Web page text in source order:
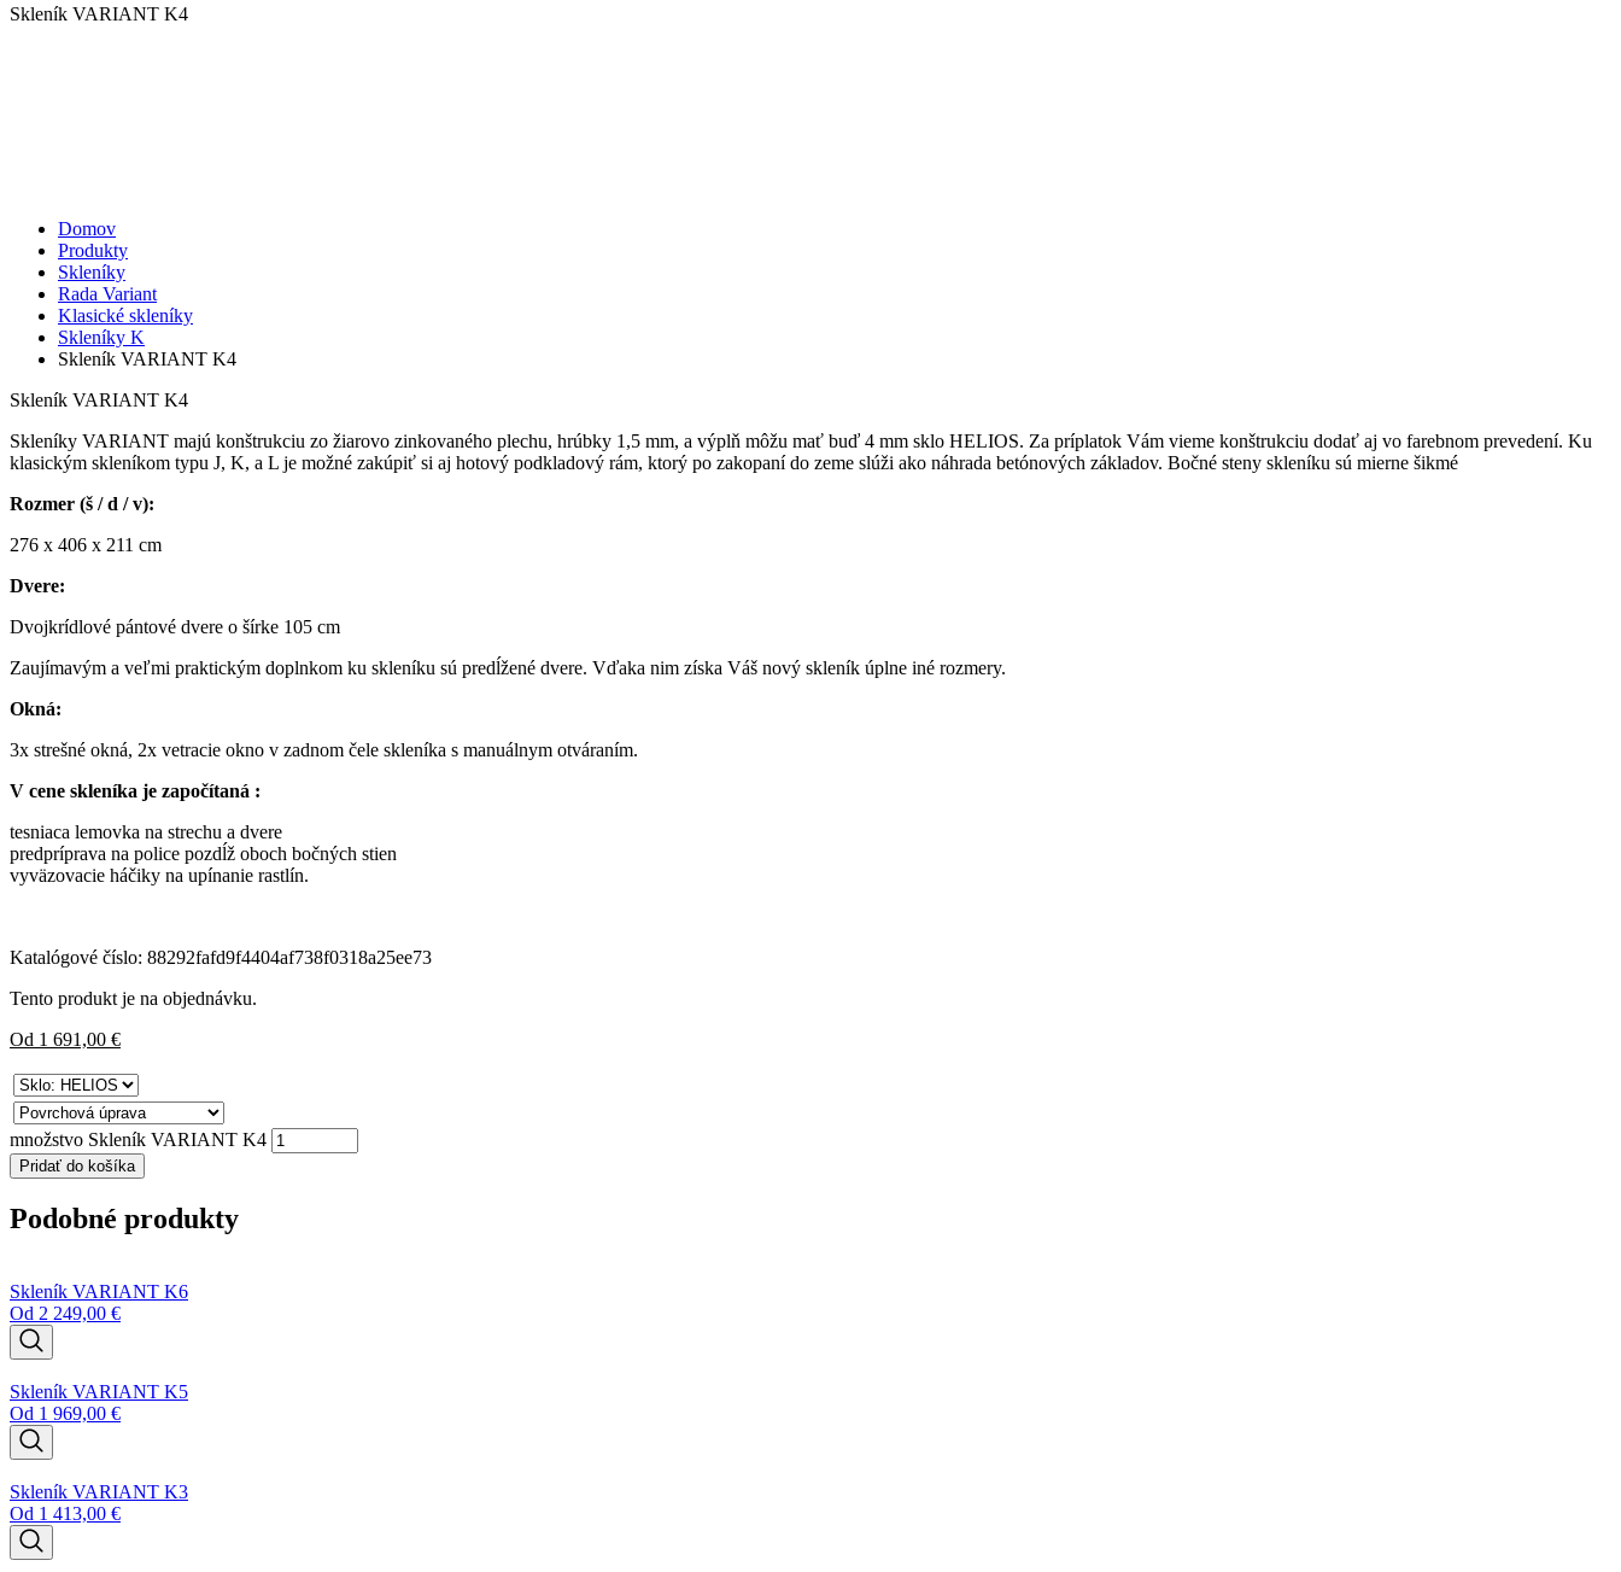
Skleník VARIANT K4
Domov
Produkty
Skleníky
Rada Variant
Klasické skleníky
Skleníky K
Skleník VARIANT K4
Skleník VARIANT K4
Skleníky VARIANT majú konštrukciu zo žiarovo zinkovaného plechu, hrúbky 1,5 mm, a výplň môžu mať buď 4 mm sklo HELIOS. Za príplatok Vám vieme konštrukciu dodať aj vo farebnom prevedení. Ku
klasickým skleníkom typu J, K, a L je možné zakúpiť si aj hotový podkladový rám, ktorý po zakopaní do zeme slúži ako náhrada betónových základov. Bočné steny skleníku sú mierne šikmé
Rozmer (š / d / v):
276 x 406 x 211 cm
Dvere:
Dvojkrídlové pántové dvere o šírke 105 cm
Zaujímavým a veľmi praktickým doplnkom ku skleníku sú predĺžené dvere. Vďaka nim získa Váš nový skleník úplne iné rozmery.
Okná:
3x strešné okná, 2x vetracie okno v zadnom čele skleníka s manuálnym otváraním.
V cene skleníka je započítaná :
tesniaca lemovka na strechu a dvere
predpríprava na police pozdĺž oboch bočných stien
vyväzovacie háčiky na upínanie rastlín.
Katalógové číslo: 88292fafd9f4404af738f0318a25ee73
Tento produkt je na objednávku.
Od 1 691,00 €
množstvo Skleník VARIANT K4
Pridať do košíka
Podobné produkty
Skleník VARIANT K6
Od 2 249,00 €
Skleník VARIANT K5
Od 1 969,00 €
Skleník VARIANT K3
Od 1 413,00 €